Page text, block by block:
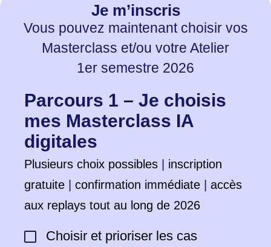
Je m’inscris
Vous pouvez maintenant choisir vos
Masterclass et/ou votre Atelier
1er semestre 2026
Parcours 1 – Je choisis
mes Masterclass IA
digitales
Plusieurs choix possibles
inscription
gratuite
confirmation immédiate
accès
aux replays tout au long de 2026
Choisir et prioriser les cas